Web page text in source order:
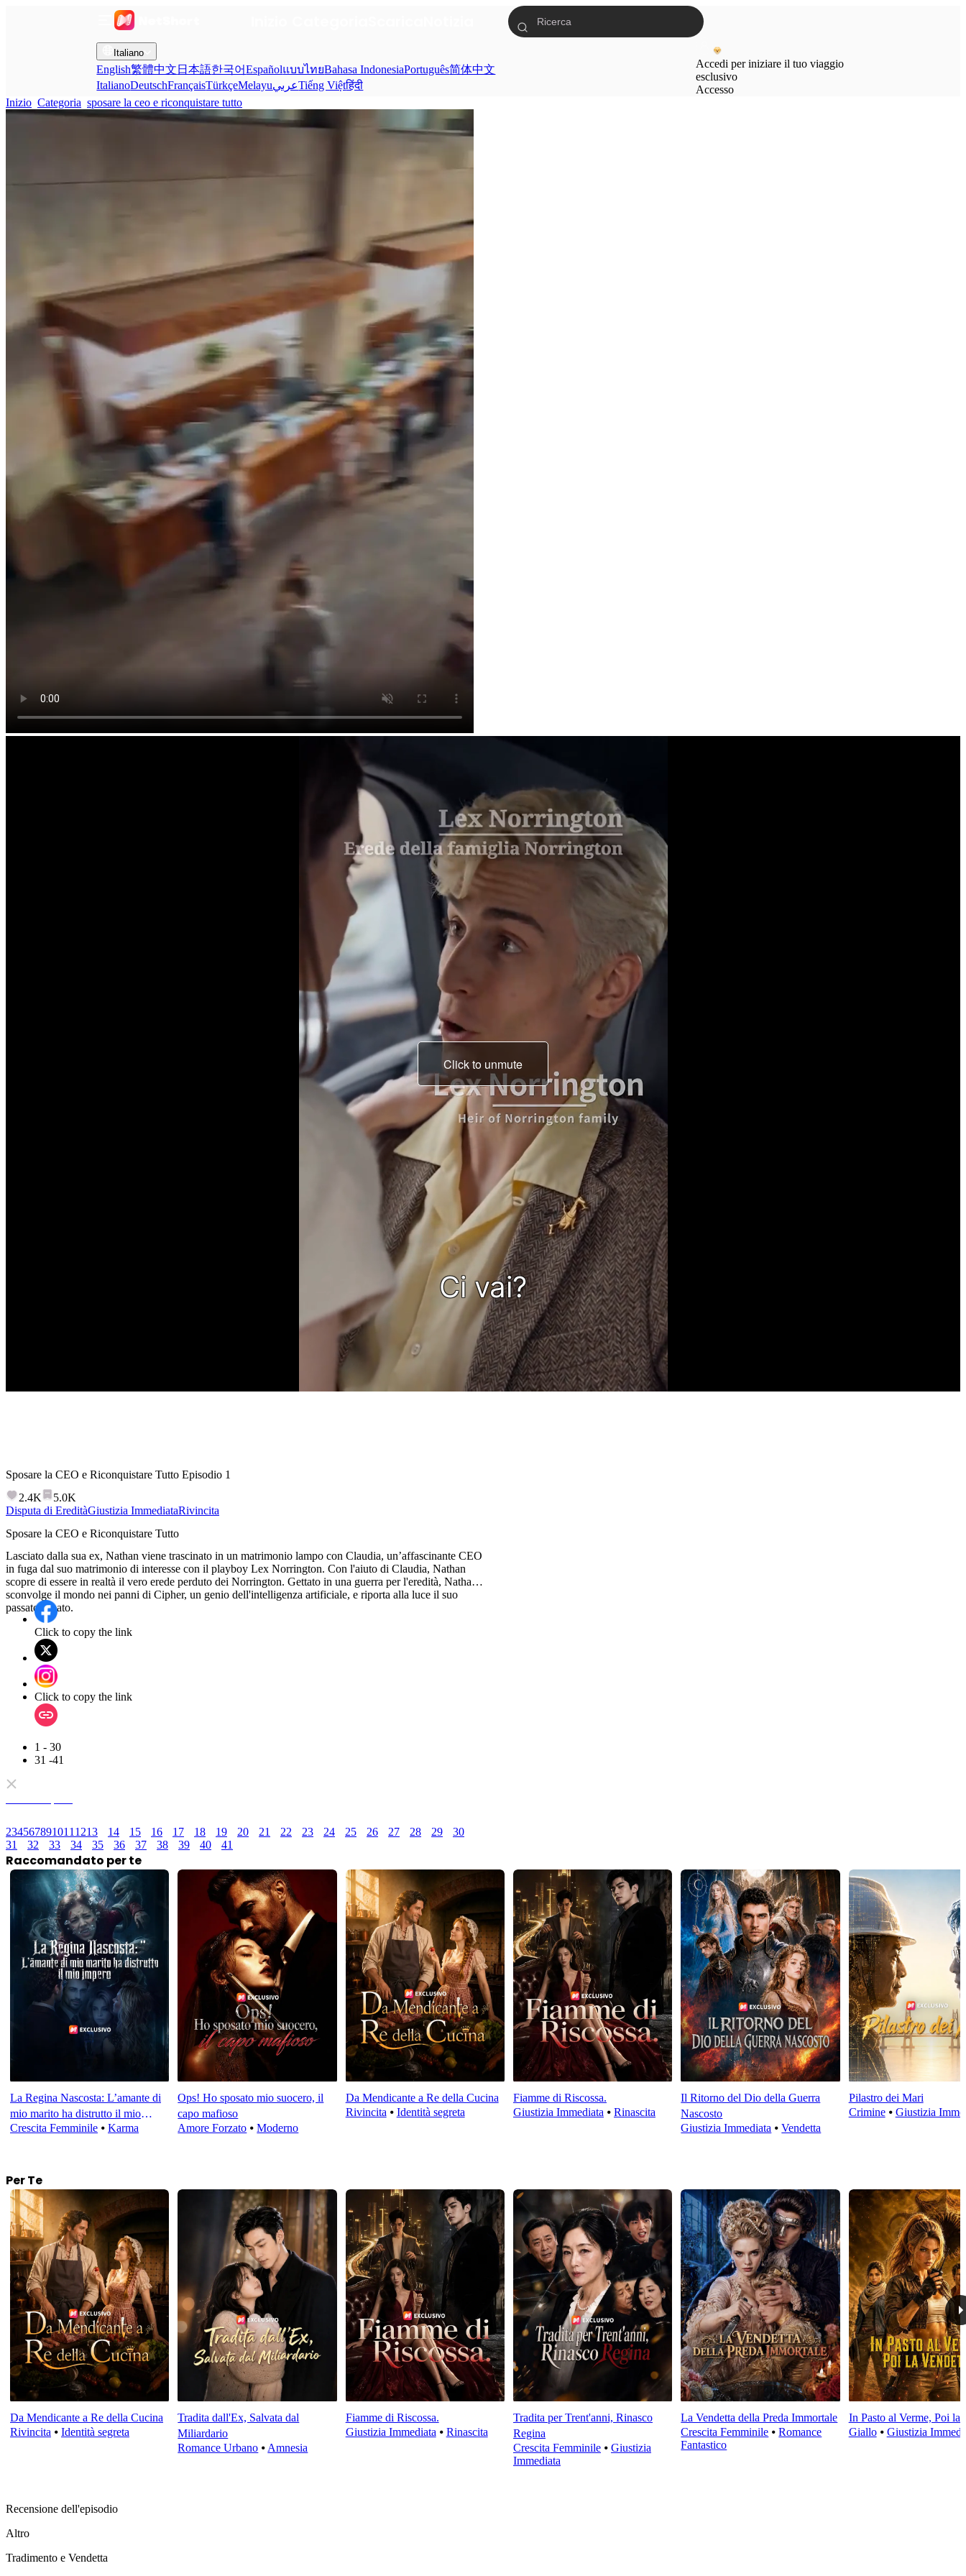
Italiano
English繁體中文 日本語한국어EspañolแบบไทยBahasa IndonesiaPortuguês简体中文
ItalianoDeutschFrançaisTürkçeMelayuعربيTiếng Việtहिंदी
Accedi per iniziare il tuo viaggio
esclusivo
Accesso
Inizio Categoria sposare la ceo e riconquistare tutto
Click to unmute
No. Amo te, tesoro, non
Sposare la CEO e Riconquistare Tutto Episodio 1
2.4K
5.0K
Disputa di EreditàGiustizia ImmediataRivincita
Sposare la CEO e Riconquistare Tutto
Lasciato dalla sua ex, Nathan viene trascinato in un matrimonio lampo con Claudia, un’affascinante CEO
in fuga dal suo matrimonio di interesse con il playboy Lex Norrington. Con l'aiuto di Claudia, Nathan
scopre di essere in realtà il vero erede perduto dei Norrington. Gettato in una guerra per l'eredità, Nathan
sconvolge il mondo nei panni di Cipher, un genio dell'intelligenza artificiale, e riporta alla luce il suo
passato rubato.
Click to copy the link
Click to copy the link
1 - 30
31 -41
234567891011 1213 14 15 16 17 18 19 20 21 22 23 24 25 26 27 28 29
30
31
32 33 34 35 36 37 38 39 40 41
Raccomandato per te
La Regina Nascosta: L’amante di
mio marito ha distrutto il mio
impero
Crescita Femminile ⦁ Karma
Ops! Ho sposato mio suocero, il
capo mafioso
Amore Forzato ⦁Moderno
Da Mendicante a Re della Cucina
Rivincita ⦁ Identità segreta
Fiamme di Riscossa.
Giustizia Immediata ⦁ Rinascita
Il Ritorno del Dio della Guerra
Nascosto
Giustizia Immediata ⦁Vendetta
Pilastro dei Mari
Crimine⦁ Giustizia
Per Te
Da Mendicante a Re della Cucina
Rivincita ⦁ Identità segreta
Tradita dall'Ex, Salvata dal
Miliardario
Romance Urbano ⦁ Amnesia
Fiamme di Riscossa.
Giustizia Immediata ⦁ Rinascita
Tradita per Trent'anni, Rinasco
Regina
Crescita Femminile⦁ Giustizia
Immediata
La Vendetta della Preda Immortale
Crescita Femminile ⦁Romance
Fantastico
In Pasto al Verme, Poi la
Giallo⦁ Giustizia
Recensione dell'episodio
Altro
Tradimento e Vendetta